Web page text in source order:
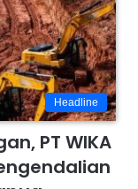
Headline
PT WIKA